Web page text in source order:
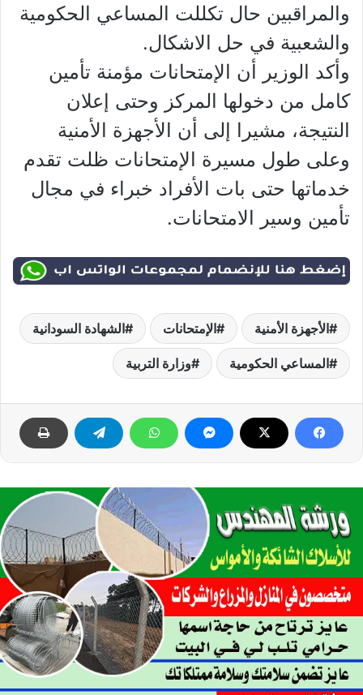
والمراقبين حال تكللت المساعي الحكومية
والشعبية في حل الاشكال.
وأكد الوزير أن الإمتحانات مؤمنة تأمين
كامل من دخولها المركز وحتى إعلان
النتيجة، مشيرا إلى أن الأجهزة الأمنية
وعلى طول مسيرة الإمتحانات ظلت تقدم
خدماتها حتى بات الأفراد خبراء في مجال
تأمين وسير الامتحانات.
الأجهزة الأمنية الإمتحانات الشهادة السودانية
المساعي الحكومية وزارة التربية